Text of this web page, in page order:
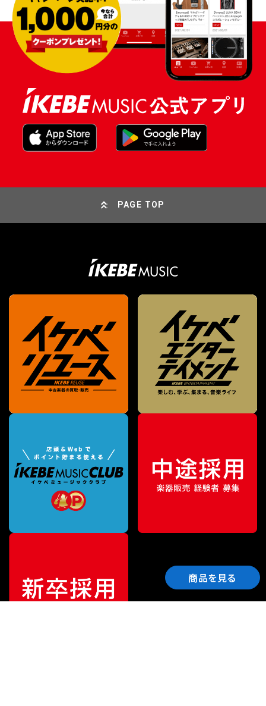
商品を見る
PAGE TOP